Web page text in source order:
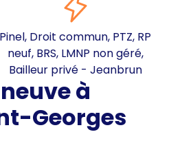
Pinel, Droit commun, PTZ, RP
neuf, BRS, LMNP non géré,
Bailleur privé - Jeanbrun
à
Georges